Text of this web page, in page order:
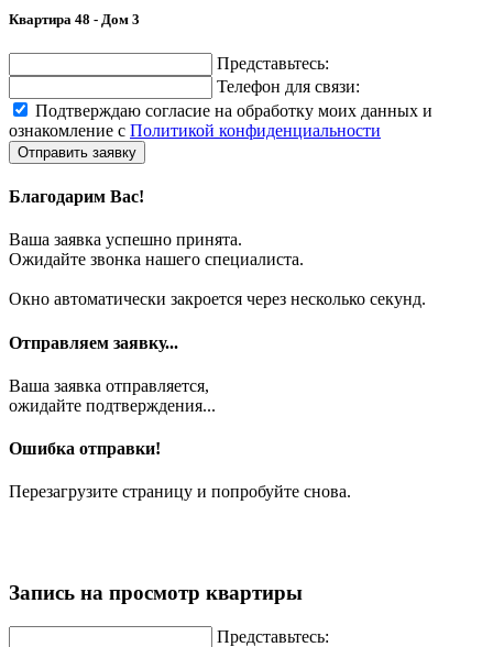
Квартира 48 - Дом 3
Представьтесь:
Телефон для связи:
Подтверждаю согласие на обработку моих данных и
ознакомление с Политикой конфиденциальности
Отправить заявку
Благодарим Вас!
Ваша заявка успешно принята.
Ожидайте звонка нашего специалиста.
Окно автоматически закроется через несколько секунд.
Отправляем заявку...
Ваша заявка отправляется,
ожидайте подтверждения...
Ошибка отправки!
Перезагрузите страницу и попробуйте снова.
Запись на просмотр квартиры
Представьтесь: